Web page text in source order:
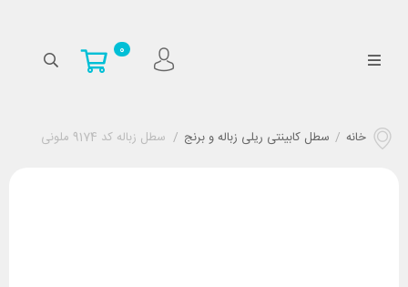
0
خانه / سطل کابینتی ریلی زباله و برنج / سطل زباله کد 9174 ملونی